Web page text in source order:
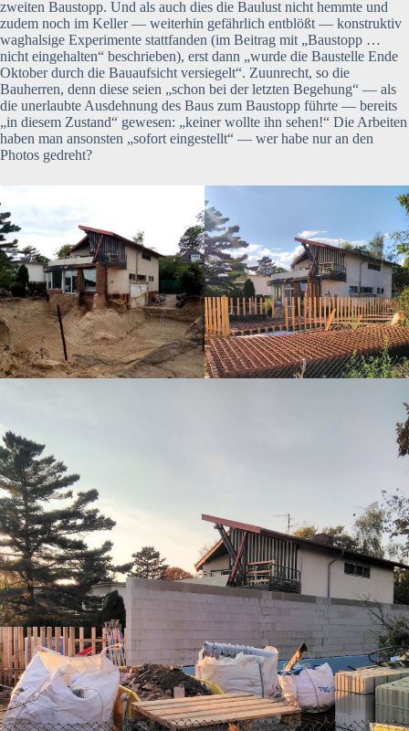
zweiten Baustopp. Und als auch dies die Baulust nicht hemmte und
zudem noch im Keller — weiterhin gefährlich entblößt — konstruktiv
waghalsige Experimente stattfanden (im Beitrag mit „Baustopp …
nicht eingehalten“ beschrieben), erst dann „wurde die Baustelle Ende
Oktober durch die Bauaufsicht versiegelt“. Zuunrecht, so die
Bauherren, denn diese seien „schon bei der letzten Begehung“ — als
die unerlaubte Ausdehnung des Baus zum Baustopp führte — bereits
„in diesem Zustand“ gewesen: „keiner wollte ihn sehen!“ Die Arbeiten
haben man ansonsten „sofort eingestellt“ — wer habe nur an den
Photos gedreht?